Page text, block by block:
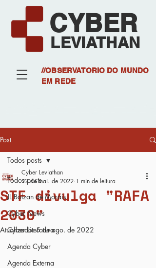
CYBER
LEVIATHAN
//OBSERVATORIO DO MUNDO
EM REDE
Post
Todos posts
JL Bolzan de Morais
Cyber News
Cyber Literatura
Agenda Cyber
Agenda Externa
Todos posts
STF divulga "RAFA
2030"
Cyber Leviathan
22 de mai. de 2022 1 min de leitura
Atualizado:5 de ago. de 2022